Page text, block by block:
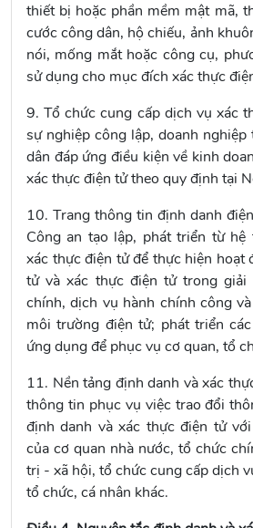
thiết bị hoặc phần mềm mật mã,
cước công dân, hộ chiếu, ảnh
nói, mống mắt hoặc công cụ,
sử dụng cho mục đích xác thực
9. Tổ chức cung cấp dịch vụ xác
sự nghiệp công lập, doanh
dân đáp ứng điều kiện về kinh
xác thực điện tử theo quy định tại
10. Trang thông tin định danh
Công an tạo lập, phát triển từ hệ
xác thực điện tử để thực hiện hoạt
tử và xác thực điện tử trong giải
chính, dịch vụ hành chính công
môi trường điện tử; phát triển
ứng dụng để phục vụ cơ quan, tổ
11. Nền tảng định danh và xác
thông tin phục vụ việc trao đổi
định danh và xác thực điện tử
của cơ quan nhà nước, tổ chức
trị - xã hội, tổ chức cung cấp dịch
tổ chức, cá nhân khác.